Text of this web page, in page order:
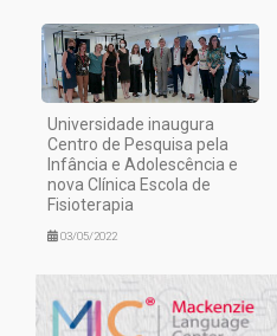
Universidade inaugura
Centro de Pesquisa pela
Infância e Adolescência e
nova Clínica Escola de
Fisioterapia
03/05/2022